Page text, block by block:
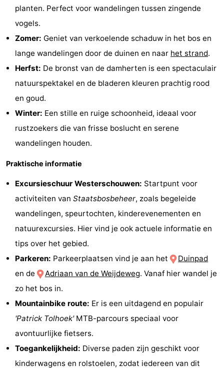
Hof
van
Haamstede
Schouwen
Schouwse
Valleien
Soeten
Haert
Wijde
Blick
-
Zeeland
Village
Zeeuwse
Kust
-
Zonnedorp
’t
Hof
Haamstede
Last
minutes
Strand
Bezienswaardigheden
Musea
Kerken
Uitkijkpunten
Attracties
planten. Perfect voor wandelingen tussen zingende
vogels.
Zomer: Geniet van verkoelende schaduw in het bos en
lange wandelingen door de duinen en naar het strand.
Herfst: De bronst van de damherten is een spectaculair
natuurspektakel en de bladeren kleuren prachtig rood
en goud.
Winter: Een stille en ruige schoonheid, ideaal voor
rustzoekers die van frisse boslucht en serene
wandelingen houden.
Praktische informatie
Excursieschuur Westerschouwen: Startpunt voor
activiteiten van Staatsbosbeheer, zoals begeleide
wandelingen, speurtochten, kinderevenementen en
natuurexcursies. Hier vind je ook actuele informatie en
tips over het gebied.
Parkeren: Parkeerplaatsen vind je aan het
Duinpad
en de
Adriaan van de Weijdeweg. Vanaf hier wandel je
zo het bos in.
Mountainbike route: Er is een uitdagend en populair
'Patrick Tolhoek'MTB-parcours speciaal voor
avontuurlijke fietsers.
Toegankelijkheid: Diverse paden zijn geschikt voor
kinderwagens en rolstoelen, zodat iedereen van dit